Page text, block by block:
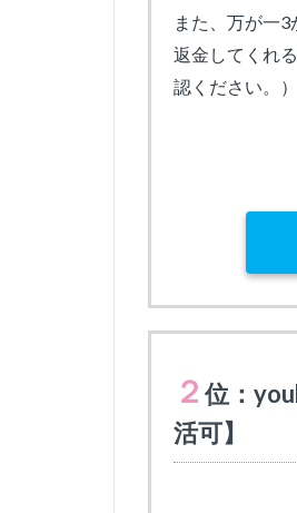
また、万が一
返金してくれ
認ください。）
２ 位：
活可】